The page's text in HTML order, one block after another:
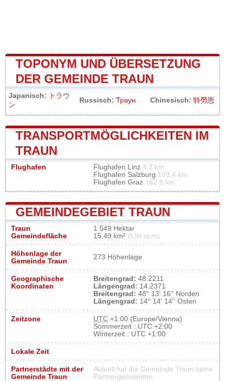
TOPONYM UND ÜBERSETZUNG
DER GEMEINDE TRAUN
Japanisch:
トラウ
ン
Russisch: Траун Chinesisch: 特勞恩
TRANSPORTMÖGLICHKEITEN IM
TRAUN
Flughafen Flughafen Linz 4.2 km
Flughafen Salzburg 103.4 km
Flughafen Graz 162.9 km
GEMEINDEGEBIET TRAUN
Traun
Gemeindefläche
1 549 Hektar
15,49 km² (5,98 sq mi)
Höhenlage der
Gemeinde Traun
273 Höhenlage
Geographische
Koordinaten
Breitengrad: 48.2211
Längengrad: 14.2371
Breitengrad: 48° 13' 16'' Norden
Längengrad: 14° 14' 14'' Osten
Zeitzone UTC +1:00 (Europe/Vienna)
Sommerzeit : UTC +2:00
Winterzeit : UTC +1:00
Lokale Zeit
Partnerstädte mit der
Gemeinde Traun
Aktuell hat die Gemeinde Traun keine
Partnergemeinden